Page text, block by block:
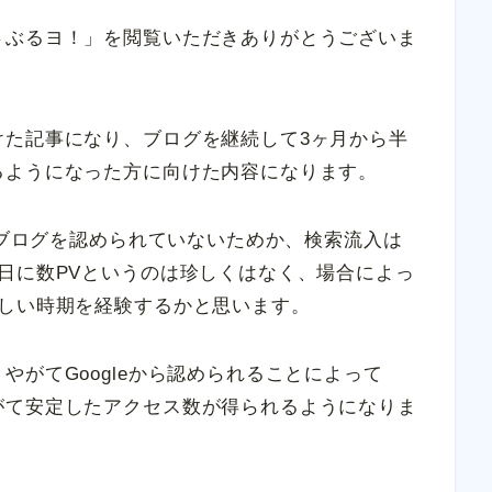
るヨ！」を閲覧いただきありがとうございま
記事になり、ブログを継続して3ヶ月から半
うになった方に向けた内容になります。
グを認められていないためか、検索流入は
に数PVというのは珍しくはなく、場合によっ
い時期を経験するかと思います。
がてGoogleから認められることによって
安定したアクセス数が得られるようになりま